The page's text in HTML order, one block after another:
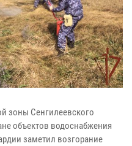
зоны Сенгилеевского
объектов водоснабжения
заметил возгорание